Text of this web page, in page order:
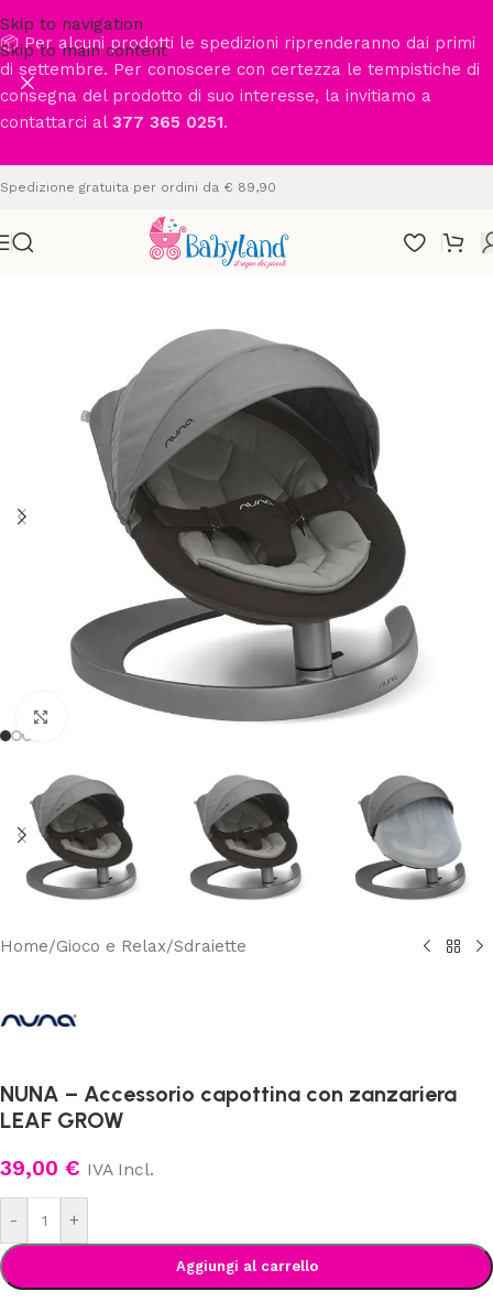
Skip to navigation
Skip to main content
📦 Per alcuni prodotti le spedizioni riprenderanno dai primi
di settembre. Per conoscere con certezza le tempistiche di
consegna del prodotto di suo interesse, la invitiamo a
contattarci al 377 365 0251.
Spedizione gratuita per ordini da € 89,90
Clicca per ingrandire
Home/Gioco e Relax/Sdraiette
NUNA – Accessorio capottina con zanzariera
LEAF GROW
39,00 € IVA Incl.
- +
Aggiungi al carrello